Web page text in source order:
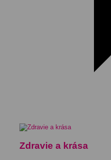
Zdravie a krása